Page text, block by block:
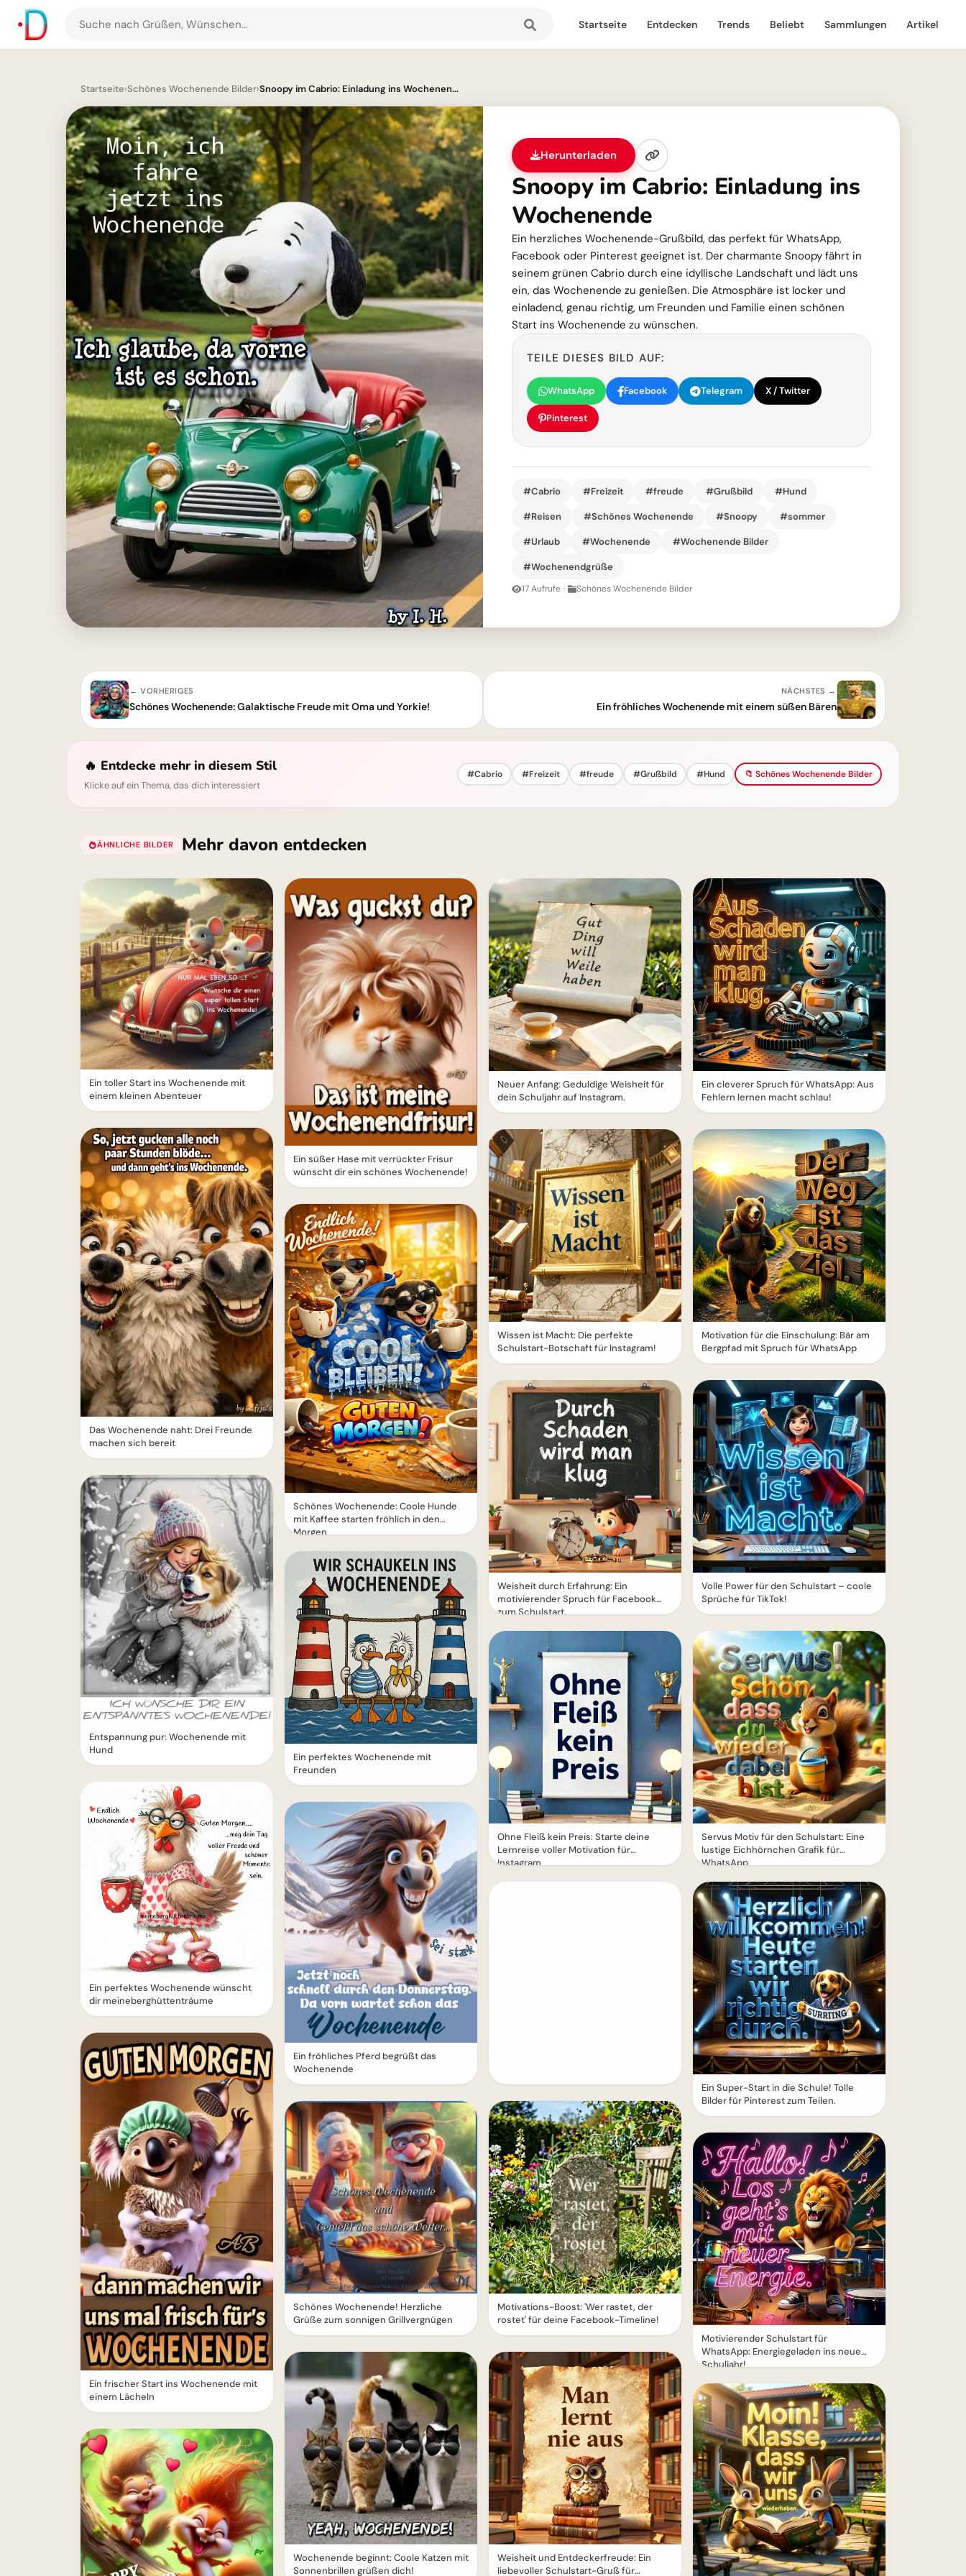
Suche
nach
und
Startseite Entdecken Trends Beliebt Sammlungen Artikel
Startseite›Schönes Wochenende Bilder›Snoopy im Cabrio: Einladung ins Wochenen...
Herunterladen
Snoopy im Cabrio: Einladung ins
Wochenende
Ein herzliches Wochenende-Grußbild, das perfekt für WhatsApp,
Facebook oder Pinterest geeignet ist. Der charmante Snoopy fährt in
seinem grünen Cabrio durch eine idyllische Landschaft und lädt uns
ein, das Wochenende zu genießen. Die Atmosphäre ist locker und
einladend, genau richtig, um Freunden und Familie einen schönen
Start ins Wochenende zu wünschen.
TEILE DIESES BILD AUF:
WhatsApp Facebook Telegram X / Twitter
Pinterest
#Cabrio #Freizeit #freude #Grußbild #Hund
#Reisen #Schönes Wochenende #Snoopy #sommer
#Urlaub #Wochenende #Wochenende Bilder
#Wochenendgrüße
17 Aufrufe · Schönes Wochenende Bilder
← VORHERIGES
Schönes Wochenende: Galaktische Freude mit Oma und Yorkie!
NÄCHSTES →
Ein fröhliches Wochenende mit einem süßen Bären
🔥 Entdecke mehr in diesem Stil
Klicke auf ein Thema, das dich interessiert
#Cabrio #Freizeit #freude #Grußbild #Hund 📁 Schönes Wochenende Bilder
ÄHNLICHE BILDER Mehr davon entdecken
Ein toller Start ins Wochenende mit
einem kleinen Abenteuer
Das Wochenende naht: Drei Freunde
machen sich bereit
Entspannung pur: Wochenende mit
Hund
Ein perfektes Wochenende wünscht
dir meineberghüttenträume
Ein frischer Start ins Wochenende mit
einem Lächeln
Ein süßer Hase mit verrückter Frisur
wünscht dir ein schönes Wochenende!
Schönes Wochenende: Coole Hunde
mit Kaffee starten fröhlich in den
Morgen
Ein perfektes Wochenende mit
Freunden
Ein fröhliches Pferd begrüßt das
Wochenende
Schönes Wochenende! Herzliche
Grüße zum sonnigen Grillvergnügen
Wochenende beginnt: Coole Katzen mit
Sonnenbrillen grüßen dich!
Neuer Anfang: Geduldige Weisheit für
dein Schuljahr auf Instagram.
Wissen ist Macht: Die perfekte
Schulstart-Botschaft für Instagram!
Weisheit durch Erfahrung: Ein
motivierender Spruch für Facebook
zum Schulstart.
Ohne Fleiß kein Preis: Starte deine
Lernreise voller Motivation für
Instagram
Motivations-Boost: 'Wer rastet, der
rostet' für deine Facebook-Timeline!
Weisheit und Entdeckerfreude: Ein
liebevoller Schulstart-Gruß für
Ein cleverer Spruch für WhatsApp: Aus
Fehlern lernen macht schlau!
Motivation für die Einschulung: Bär am
Bergpfad mit Spruch für WhatsApp
Volle Power für den Schulstart – coole
Sprüche für TikTok!
Servus Motiv für den Schulstart: Eine
lustige Eichhörnchen Grafik für
WhatsApp
Ein Super-Start in die Schule! Tolle
Bilder für Pinterest zum Teilen.
Motivierender Schulstart für
WhatsApp: Energiegeladen ins neue
Schuljahr!